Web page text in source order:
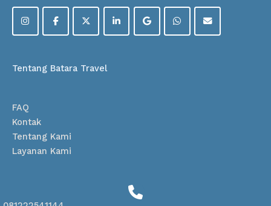
Tentang Batara Travel
FAQ
Kontak
Tentang Kami
Layanan Kami